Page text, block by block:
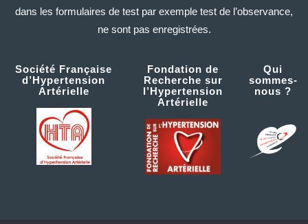
dans les formulaires de test par exemple test de l’observance,
ne sont pas enregistrées.
Société Française
d’Hypertension
Artérielle
Fondation de
Recherche sur
l’Hypertension
Artérielle
Qui
sommes-
nous ?